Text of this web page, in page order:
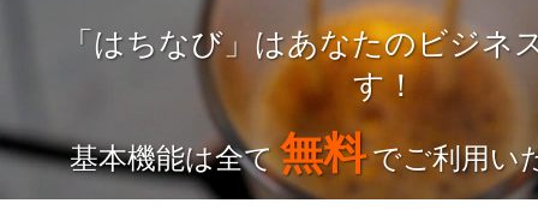
「はちなび」はあなたのビジネ
す！
基本機能は全て無料 でご利用い